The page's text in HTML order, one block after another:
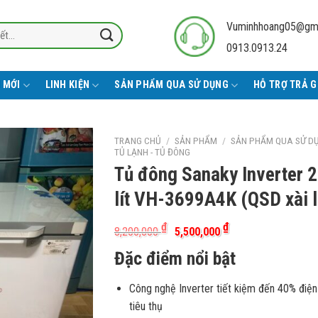
0913.0913.24
LINH KIỆN SẢN PHẨM QUA SỬ DỤNG HỖ TRỢ TRẢ
TRANG CHỦ / SẢN PHẨM / SẢN PHẨM QUA SỬ
TỦ LẠNH - TỦ ĐÔNG
Tủ đông Sanaky Inverter
lít VH-3699A4K (QSD xài
8,200,000₫
Giá
gốc
8,200,000 ₫.
5,500,000₫Giá
hiện
tại
là:
Đặc điểm nổi bật
Công nghệ Inverter tiết kiệm đến 40%
tiêu thụ